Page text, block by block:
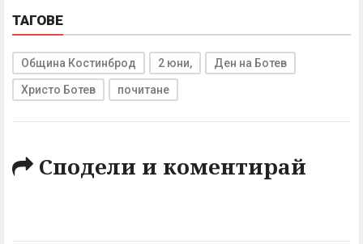
ТАГОВЕ
Община Костинброд 2 юни, Ден на Ботев
Христо Ботев почитане
Сподели и коментирай